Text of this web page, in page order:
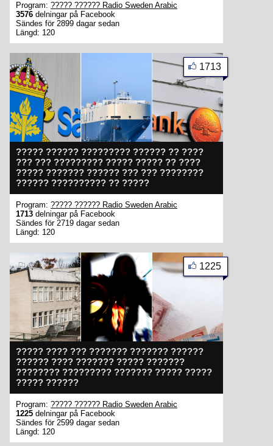
Program: ????? ?????? Radio Sweden Arabic
3576 delningar på Facebook
Sändes för 2899 dagar sedan
Längd: 120
????? ?????? ????????? ?????? ?? ????
??? ??? ????????? ????? ????? ?? ????
????? ??????? ?????? ??? ??? ????????
?????? ?????????? ?? ?????
1713
Program: ????? ?????? Radio Sweden Arabic
1713 delningar på Facebook
Sändes för 2719 dagar sedan
Längd: 120
????? ???? ??? ??????? ??????? ??????
?????? ???? ??????? ????? ???????
???????? ????????? ??????? ????? ?????
????? ??????
1225
Program: ????? ?????? Radio Sweden Arabic
1225 delningar på Facebook
Sändes för 2599 dagar sedan
Längd: 120